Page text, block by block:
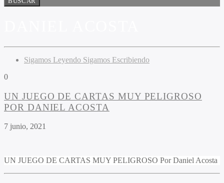
Sigamos Leyendo Sigamos Escribiendo
0
UN JUEGO DE CARTAS MUY PELIGROSO
POR DANIEL ACOSTA
7 junio, 2021
UN JUEGO DE CARTAS MUY PELIGROSO Por Daniel Acosta